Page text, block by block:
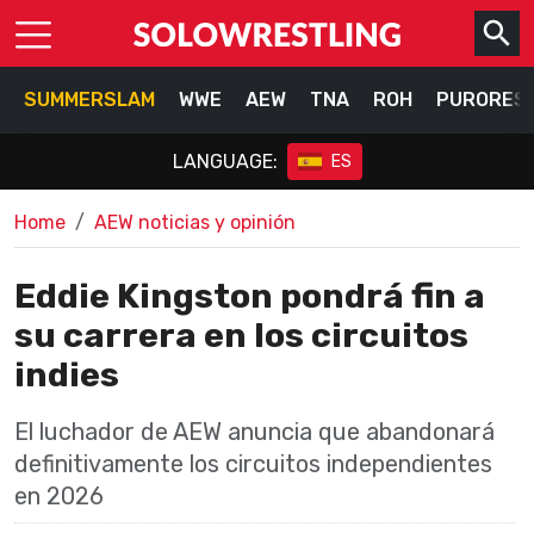
SUMMERSLAM WWE AEW TNA ROH
LANGUAGE: ES
Home AEW noticias y opinión
Eddie Kingston pondrá fin a
su carrera en los circuitos
indies
El luchador de AEW anuncia que abandonará
definitivamente los circuitos independientes
en 2026